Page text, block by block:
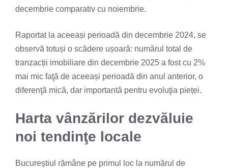
decembrie comparativ cu noiembrie.
Raportat la aceeași perioadă din decembrie 2024, se
observă totuși o scădere ușoară: numărul total de
tranzacții imobiliare din decembrie 2025 a fost cu 2%
mai mic faţă de aceeași perioadă din anul anterior, o
diferenţă mică, dar importantă pentru evoluţia pieței.
Harta vânzărilor dezvăluie
noi tendinţe locale
Bucureștiul rămâne pe primul loc la numărul de